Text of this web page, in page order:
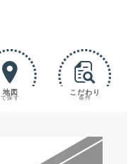
地図
で探す
こだわり
条件